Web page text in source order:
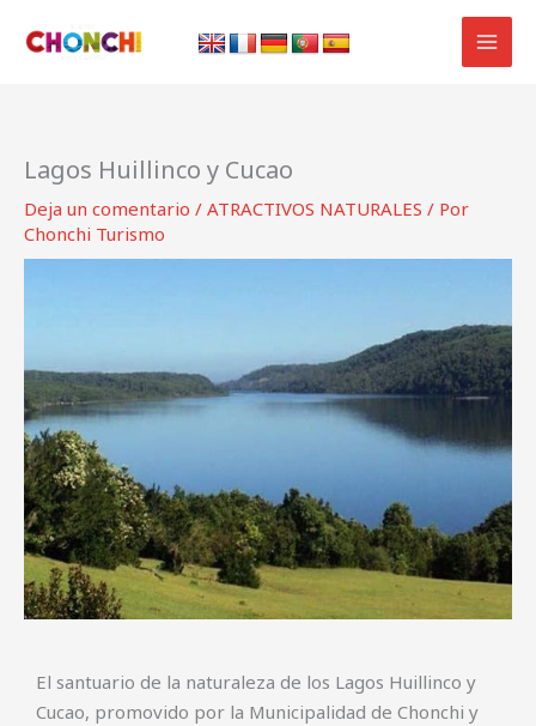
Lagos Huillinco y Cucao
Deja un comentario / ATRACTIVOS NATURALES / Por
Chonchi Turismo
El santuario de la naturaleza de los Lagos Huillinco y
Cucao, promovido por la Municipalidad de Chonchi y